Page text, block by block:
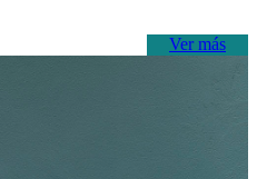
Ver más